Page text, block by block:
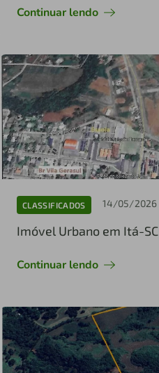
Continuar lendo
CLASSIFICADOS 14/05/2026
Imóvel Urbano em Itá-SC
Continuar lendo